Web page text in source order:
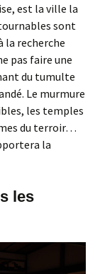
est la ville la
sont
la recherche
pas faire une
du tumulte
Le murmure
les temples
du terroir…
la
les